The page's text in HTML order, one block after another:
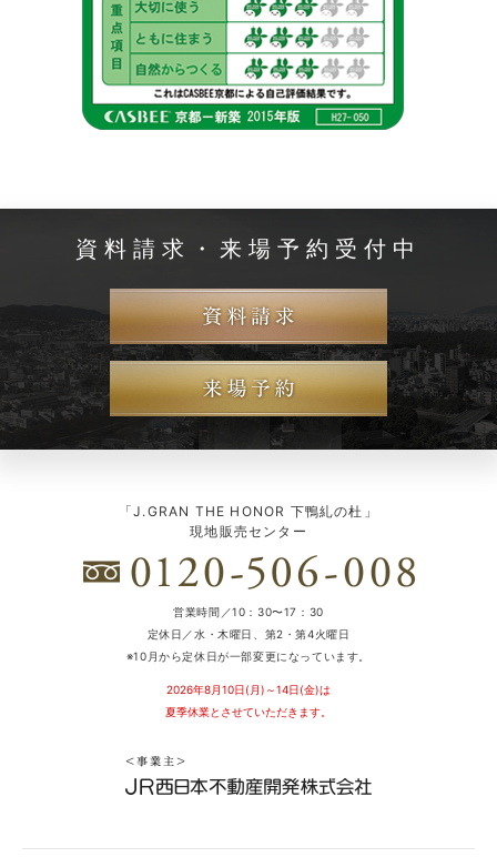
資料請求・来場予約受付中
「J.GRAN THE HONOR 下鴨糺の杜」
現地販売センター
営業時間／10：30〜17：30
定休日／水・木曜日、第2・第4火曜日
※10月から定休日が一部変更になっています。
2026年8月10日(月)～14日(金)は
夏季休業とさせていただきます。